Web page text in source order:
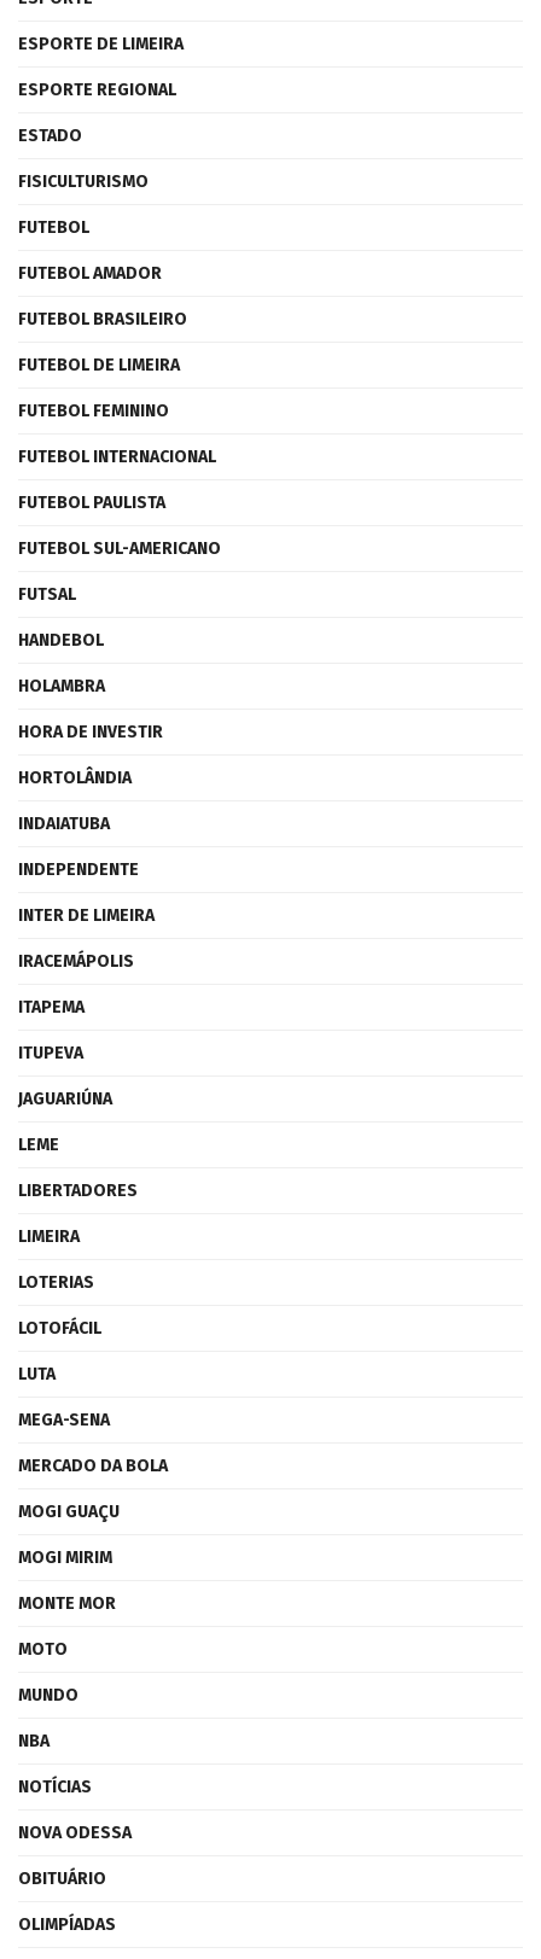
ESPORTE DE LIMEIRA
ESPORTE REGIONAL
ESTADO
FISICULTURISMO
FUTEBOL
FUTEBOL AMADOR
FUTEBOL BRASILEIRO
FUTEBOL DE LIMEIRA
FUTEBOL FEMININO
FUTEBOL INTERNACIONAL
FUTEBOL PAULISTA
FUTEBOL SUL-AMERICANO
FUTSAL
HANDEBOL
HOLAMBRA
HORA DE INVESTIR
HORTOLÂNDIA
INDAIATUBA
INDEPENDENTE
INTER DE LIMEIRA
IRACEMÁPOLIS
ITAPEMA
ITUPEVA
JAGUARIÚNA
LEME
LIBERTADORES
LIMEIRA
LOTERIAS
LOTOFÁCIL
LUTA
MEGA-SENA
MERCADO DA BOLA
MOGI GUAÇU
MOGI MIRIM
MONTE MOR
MOTO
MUNDO
NBA
NOTÍCIAS
NOVA ODESSA
OBITUÁRIO
OLIMPÍADAS